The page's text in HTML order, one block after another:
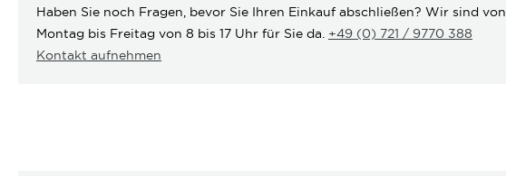
Haben Sie noch Fragen, bevor Sie Ihren Einkauf abschließen? Wir sind von
Montag bis Freitag von 8 bis 17 Uhr für Sie da. +49 (0) 721 / 9770 388
Kontakt aufnehmen